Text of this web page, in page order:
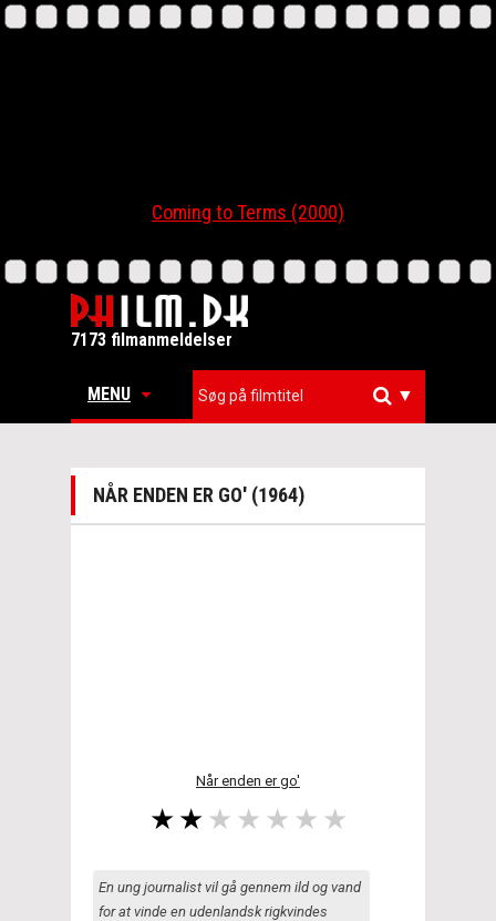
Coming to Terms (2000)
7173 filmanmeldelser
MENU ▼
NÅR ENDEN ER GO' (1964)
Når enden er go'
En ung journalist vil gå gennem ild og vand
for at vinde en udenlandsk rigkvindes